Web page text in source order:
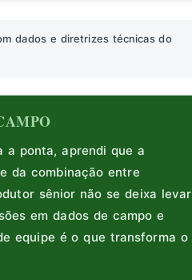
dados e diretrizes técnicas do
a ponta, aprendi que a
da combinação entre
sênior não se deixa levar
em dados de campo e
equipe é o que transforma o